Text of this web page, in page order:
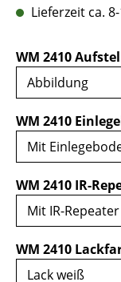
Lieferzeit ca.
WM 2410
WM 2410
WM 2410 IR-
WM 2410